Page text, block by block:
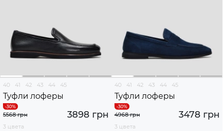
40 41 42 43 44 45
Туфли лоферы
3898 грн
5568 грн
3 цвета
40 41 42 43 44 45
Туфли лоферы
3478 грн
4968 грн
3 цвета